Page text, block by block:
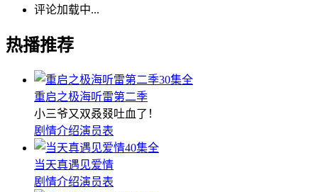
评论加载中...
热播推荐
30集全
重启之极海听雷第二季
小三爷又双叒叕吐血了！
剧情介绍演员表
40集全
当天真遇见爱情
剧情介绍演员表